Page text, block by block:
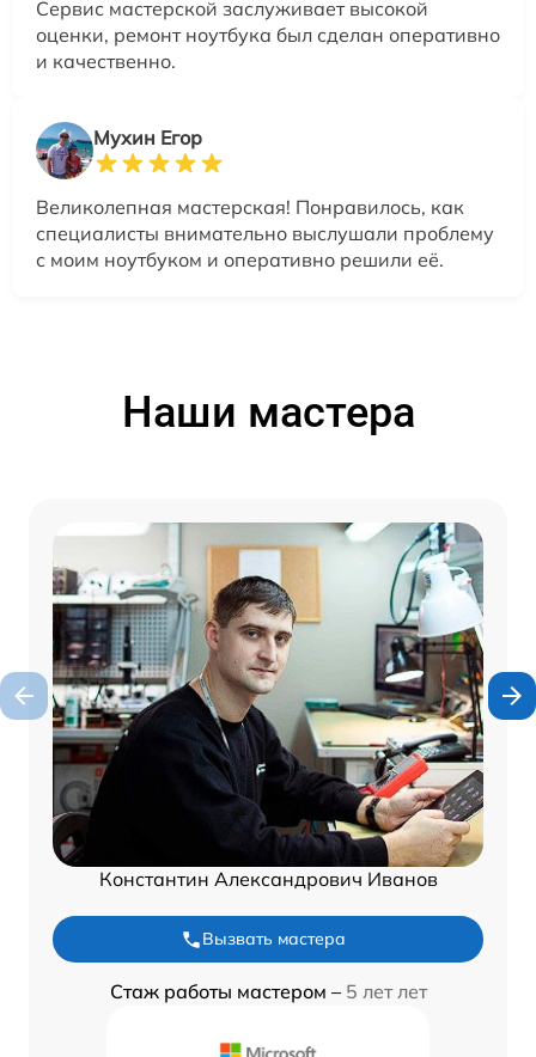
Сервис мастерской заслуживает высокой
оценки, ремонт ноутбука был сделан оперативно
и качественно.
Мухин Егор
Великолепная мастерская! Понравилось, как
специалисты внимательно выслушали проблему
с моим ноутбуком и оперативно решили её.
Наши мастера
Константин Александрович Иванов
Вызвать мастера
Стаж работы мастером – 5 лет лет